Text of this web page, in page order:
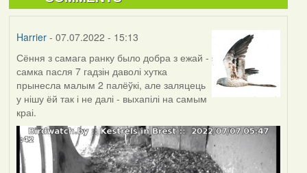
Harrier- 07.07.2022 - 15:13
Сёння з самага ранку было добра з ежай -
самка пасля 7 гадзін даволі хутка
прынесла малым 2 палёўкі, але заляцець
у нішу ёй так і не далі - выхапілі на самым
краі.